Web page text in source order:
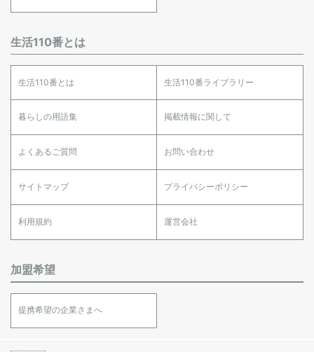
生活110番とは
生活110番とは 生活110番ライブラリー
暮らしの用語集 掲載情報に関して
よくあるご質問 お問い合わせ
サイトマップ プライバシーポリシー
利用規約 運営会社
加盟希望
提携希望の企業さまへ